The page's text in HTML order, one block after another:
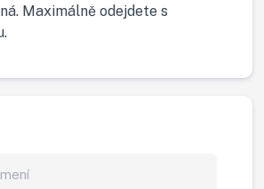
Maximálně odejdete s